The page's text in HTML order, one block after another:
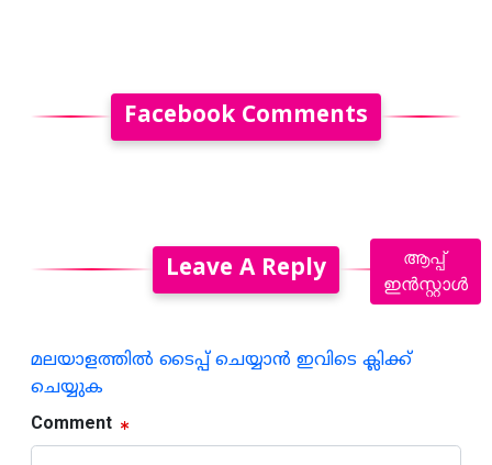
Facebook Comments
Leave A Reply
മലയാളത്തില്‍ ടൈപ്പ് ചെയ്യാന്‍ ഇവിടെ ക്ലിക്ക്
ചെയ്യുക
Comment
ആപ്പ്
ഇൻസ്റ്റാൾ